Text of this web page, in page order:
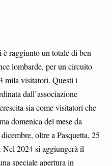
raggiunto un totale di ben
lombarde, per un circuito
mila visitatori. Questi i
dall’associazione
sia come visitatori che
domenica del mese da
oltre a Pasquetta, 25
Nel 2024 si aggiungerà il
speciale apertura in